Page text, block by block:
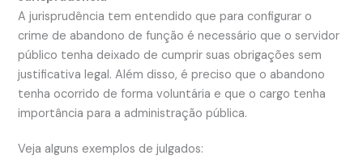
A jurisprudência tem entendido que para configurar o
crime de abandono de função é necessário que o servidor
público tenha deixado de cumprir suas obrigações sem
justificativa legal. Além disso, é preciso que o abandono
tenha ocorrido de forma voluntária e que o cargo tenha
importância para a administração pública.
Veja alguns exemplos de julgados: